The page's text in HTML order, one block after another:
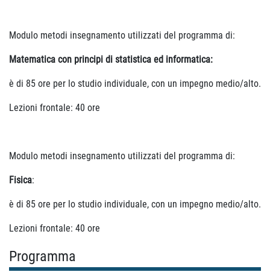
Modulo metodi insegnamento utilizzati del programma di:
Matematica con principi di statistica ed informatica:
è di 85 ore per lo studio individuale, con un impegno medio/alto.
Lezioni frontale: 40 ore
Modulo metodi insegnamento utilizzati del programma di:
Fisica:
è di 85 ore per lo studio individuale, con un impegno medio/alto.
Lezioni frontale: 40 ore
Programma